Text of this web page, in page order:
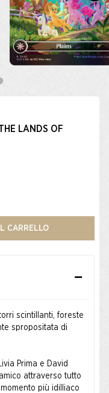
LANDS OF
CARRELLO
scintillanti, foreste
spropositata di
Prima e David
attraverso tutto
più idilliaco